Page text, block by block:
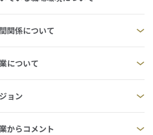
閉じる
関係について
について
ョン
からコメント